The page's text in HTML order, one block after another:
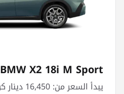
BMW X2 18i M Sport
يبدأ السعر من: